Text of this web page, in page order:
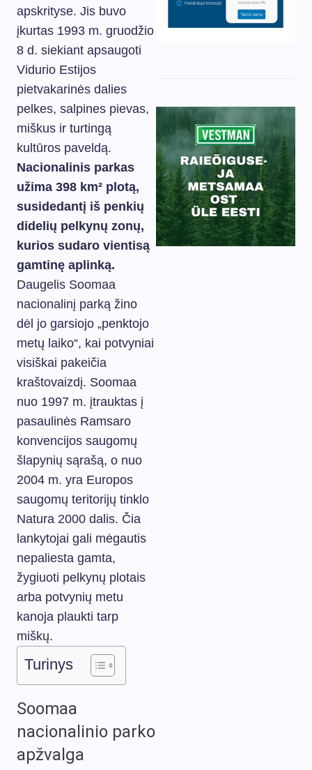
apskrityse. Jis buvo
įkurtas 1993 m. gruodžio
8 d. siekiant apsaugoti
Vidurio Estijos
pietvakarinės dalies
pelkes, salpines pievas,
miškus ir turtingą
kultūros paveldą.
Nacionalinis parkas
užima 398 km² plotą,
susidedantį iš penkių
didelių pelkynų zonų,
kurios sudaro vientisą
gamtinę aplinką.
Daugelis Soomaa
nacionalinį parką žino
dėl jo garsiojo „penktojo
metų laiko“, kai potvyniai
visiškai pakeičia
kraštovaizdį. Soomaa
nuo 1997 m. įtrauktas į
pasaulinės Ramsaro
konvencijos saugomų
šlapynių sąrašą, o nuo
2004 m. yra Europos
saugomų teritorijų tinklo
Natura 2000 dalis. Čia
lankytojai gali mėgautis
nepaliesta gamta,
žygiuoti pelkynų plotais
arba potvynių metu
kanoja plaukti tarp
miškų.
Turinys
Soomaa
nacionalinio parko
apžvalga